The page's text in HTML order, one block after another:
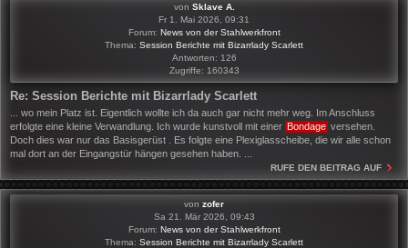
von Sklave A.
Fr 1. Mai 2026, 09:31
Forum: News von der Stahlwerkfront
Thema: Session Berichte mit Bizarrlady Scarlett
Antworten: 126
Zugriffe: 160343
Re: Session Berichte mit Bizarrlady Scarlett
... wo mein Platz ist. Eigentlich wollte ich da auch gar nicht mehr weg. Im Anschluss
erfolgte eine kleine Verwandlung. Ich wurde kunstvoll mit einer Bondage versehen.
Doch dies war nur das Basisgerüst . Es folgte eine Plexiglasscheibe, die wir alle schon
mal dort an der Eingangstür hängen gesehen haben. ...
RUFE DEN BEITRAG AUF
von zofer
Sa 21. Mär 2026, 09:43
Forum: News von der Stahlwerkfront
Thema: Session Berichte mit Bizarrlady Scarlett